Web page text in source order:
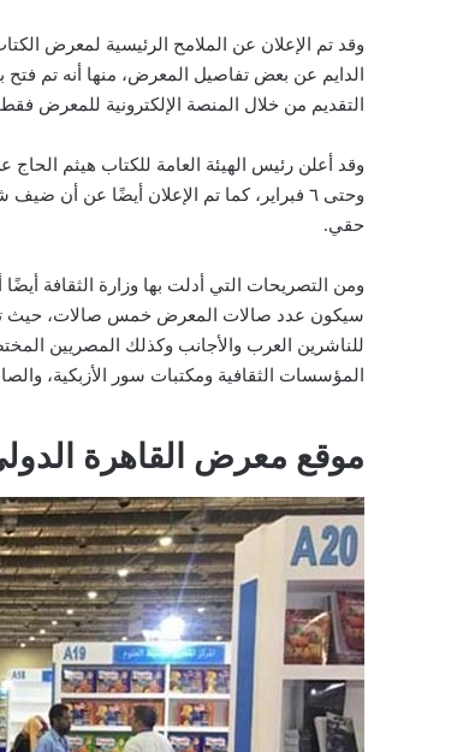
وقد تم الإعلان عن الملامح الرئيسية لمعرض
التقديم من خلال المنصة الإلكترونية للمعرض
وحتى ٦ فبراير، كما تم الإعلان أيضًا عن
حقي.
ومن التصريحات التي أدلت بها وزارة الثقافة
سيكون عدد صالات المعرض خمس صالات، حيث
للناشرين العرب والأجانب وكذلك المصريين
المؤسسات الثقافية ومكتبات سور الأزبكية،
موقع معرض القاهرة